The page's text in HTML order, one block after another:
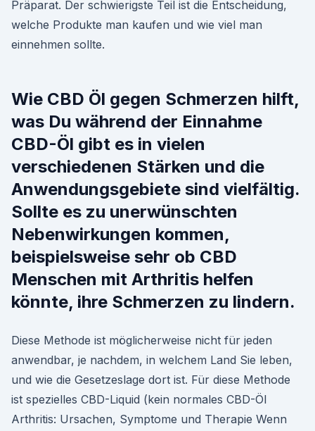
Präparat. Der schwierigste Teil ist die Entscheidung,
welche Produkte man kaufen und wie viel man
einnehmen sollte.
Wie CBD Öl gegen Schmerzen hilft,
was Du während der Einnahme
CBD-Öl gibt es in vielen
verschiedenen Stärken und die
Anwendungsgebiete sind vielfältig.
Sollte es zu unerwünschten
Nebenwirkungen kommen,
beispielsweise sehr ob CBD
Menschen mit Arthritis helfen
könnte, ihre Schmerzen zu lindern.
Diese Methode ist möglicherweise nicht für jeden
anwendbar, je nachdem, in welchem Land Sie leben,
und wie die Gesetzeslage dort ist. Für diese Methode
ist spezielles CBD-Liquid (kein normales CBD-Öl
Arthritis: Ursachen, Symptome und Therapie Wenn